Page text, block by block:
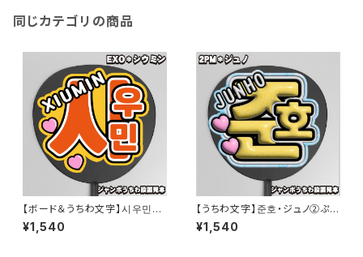
同じカテゴリの商品
【ボード＆うちわ文字】시우민・
シウミン① 即納 【EXO】
¥1,540
【うちわ文字】준호・ジュノ②ぷっ
くり 【2PM】
¥1,540